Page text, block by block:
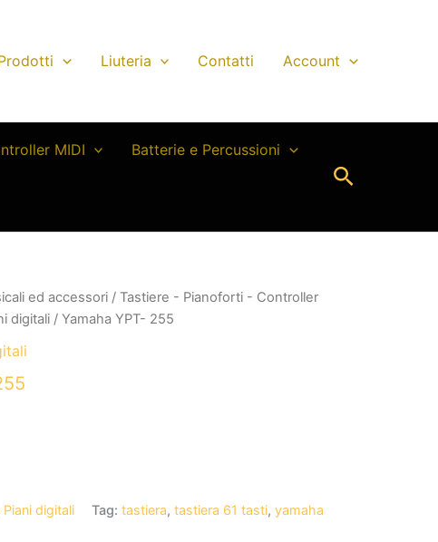
Liuteria Contatti Account
MIDI Batterie e Percussioni
Cerca
ed accessori / Tastiere - Pianoforti - Controller
digitali / Yamaha YPT- 255
digitali Tag: tastiera, tastiera 61 tasti, yamaha